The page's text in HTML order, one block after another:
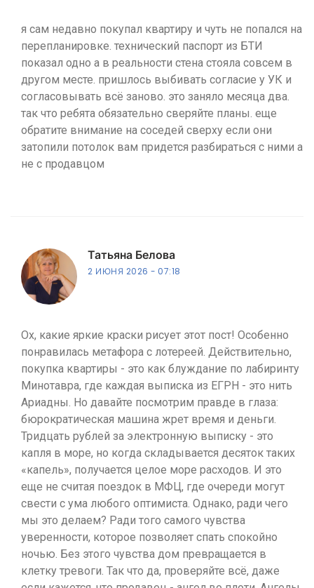
я сам недавно покупал квартиру и чуть не попался на
перепланировке. технический паспорт из БТИ
показал одно а в реальности стена стояла совсем в
другом месте. пришлось выбивать согласие у УК и
согласовывать всё заново. это заняло месяца два.
так что ребята обязательно сверяйте планы. еще
обратите внимание на соседей сверху если они
затопили потолок вам придется разбираться с ними а
не с продавцом
Татьяна Белова
2 ИЮНЯ 2026 07:18
Ох, какие яркие краски рисует этот пост! Особенно
понравилась метафора с лотереей. Действительно,
покупка квартиры - это как блуждание по лабиринту
Минотавра, где каждая выписка из ЕГРН - это нить
Ариадны. Но давайте посмотрим правде в глаза:
бюрократическая машина жрет время и деньги.
Тридцать рублей за электронную выписку - это
капля в море, но когда складывается десяток таких
«капель», получается целое море расходов. И это
еще не считая поездок в МФЦ, где очереди могут
свести с ума любого оптимиста. Однако, ради чего
мы это делаем? Ради того самого чувства
уверенности, которое позволяет спать спокойно
ночью. Без этого чувства дом превращается в
клетку тревоги. Так что да, проверяйте всё, даже